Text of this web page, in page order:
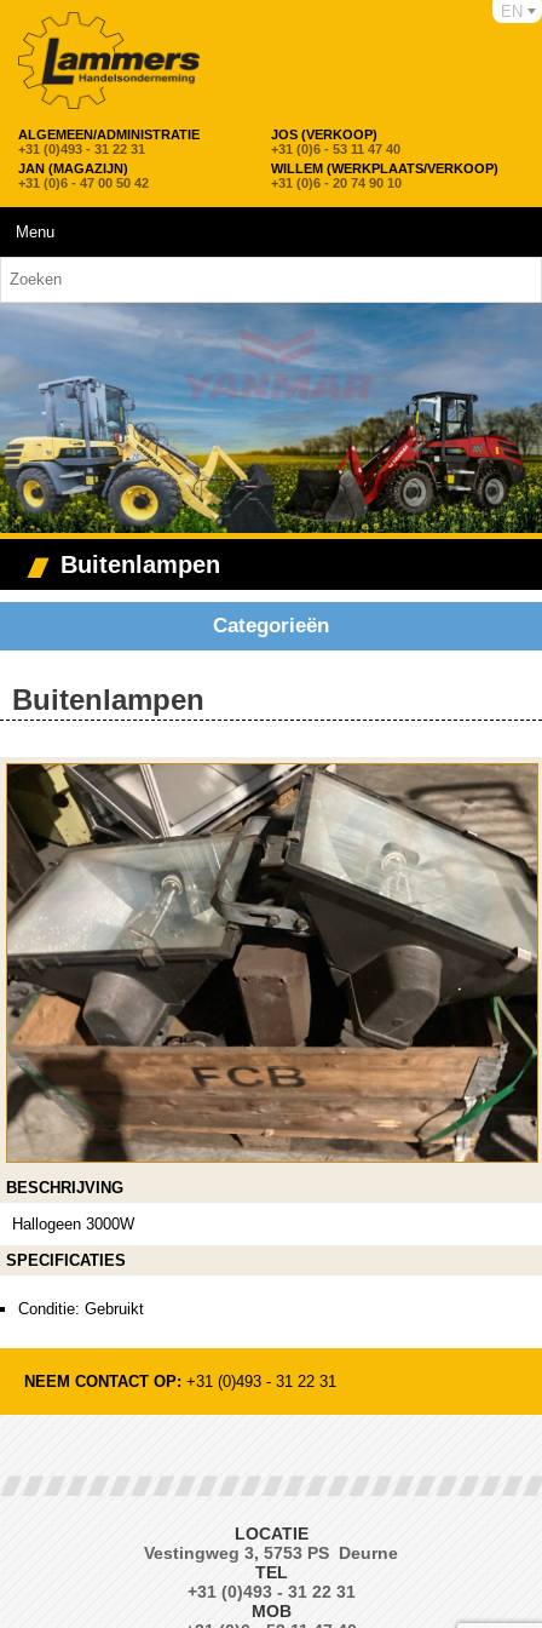
ALGEMEEN/ADMINISTRATIE
+31 (0)493 - 31 22 31
JOS (VERKOOP)
+31 (0)6 - 53 11 47 40
JAN (MAGAZIJN)
+31 (0)6 - 47 00 50 42
WILLEM (WERKPLAATS/VERKOOP)
+31 (0)6 - 20 74 90 10
EN
Menu
Buitenlampen
Categorieën
Buitenlampen
BESCHRIJVING
Hallogeen 3000W
SPECIFICATIES
Conditie: Gebruikt
NEEM CONTACT OP: +31 (0)493 - 31 22 31
LOCATIE
Vestingweg 3, 5753 PS Deurne
TEL
+31 (0)493 - 31 22 31
MOB